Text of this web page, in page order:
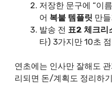
저장한 문구에 “이
어 복붙 템플릿 만
발송 전 표2 체크리
타) 3가지만 10초
연초에는 인사만 잘해도
리되면 돈/계획도 정리하